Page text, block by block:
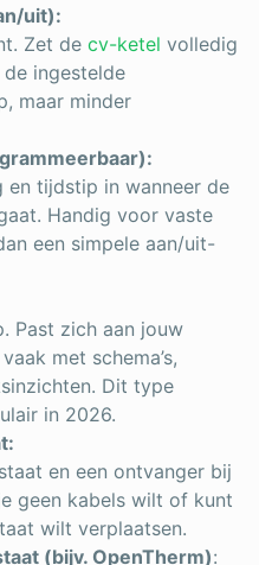
uit):
Zet de cv-ketel volledig
ingestelde
maar minder
en tijdstip in wanneer de
Handig voor vaste
een simpele aan/uit-
Past zich aan jouw
met schema’s,
Dit type
in 2026.
en een ontvanger bij
geen kabels wilt of kunt
wilt verplaatsen.
(bijv. OpenTherm):